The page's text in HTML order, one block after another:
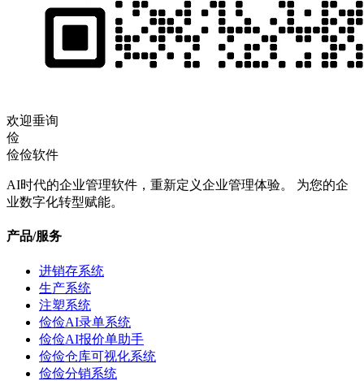
欢迎垂询
俭
俭俭软件
AI时代的企业管理软件，重新定义企业管理体验。 为您的企
业数字化转型赋能。
产品/服务
进销存系统
生产系统
注塑系统
俭俭AI录单系统
俭俭AI报价单助手
俭俭仓库可视化系统
俭俭分销系统